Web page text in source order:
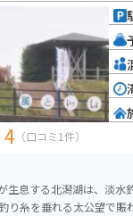
。広い駐車場も完備され
光明媚な観
す。道の駅 さかいを拠点
4 （口コミ1件）
生息する北潟湖は、淡水
り糸を垂れる太公望で賑